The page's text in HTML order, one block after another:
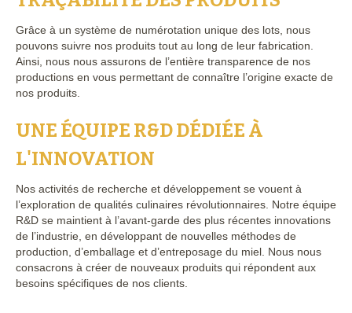
Grâce à un système de numérotation unique des lots, nous
pouvons suivre nos produits tout au long de leur fabrication.
Ainsi, nous nous assurons de l’entière transparence de nos
productions en vous permettant de connaître l’origine exacte de
nos produits.
UNE ÉQUIPE R&D DÉDIÉE À
L'INNOVATION
Nos activités de recherche et développement se vouent à
l’exploration de qualités culinaires révolutionnaires. Notre équipe
R&D se maintient à l’avant-garde des plus récentes innovations
de l’industrie, en développant de nouvelles méthodes de
production, d’emballage et d’entreposage du miel. Nous nous
consacrons à créer de nouveaux produits qui répondent aux
besoins spécifiques de nos clients.